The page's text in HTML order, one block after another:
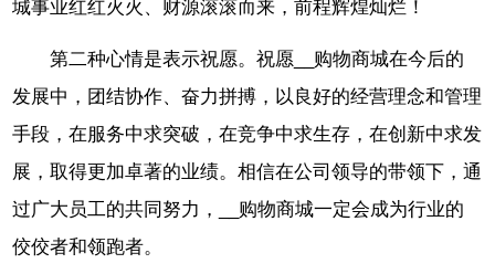
城事业红红火火、财源滚滚而来，前程辉煌灿烂！
第二种心情是表示祝愿。祝愿__购物商城在今后的
发展中，团结协作、奋力拼搏，以良好的经营理念和管理
手段，在服务中求突破，在竞争中求生存，在创新中求发
展，取得更加卓著的业绩。相信在公司领导的带领下，通
过广大员工的共同努力，__购物商城一定会成为行业的
佼佼者和领跑者。